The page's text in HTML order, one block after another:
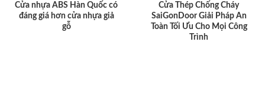
Cửa nhựa ABS Hàn Quốc có
đáng giá hơn cửa nhựa giả
gỗ
Cửa Thép Chống Cháy
SaiGonDoor Giải Pháp An
Toàn Tối Ưu Cho Mọi Công
Trình